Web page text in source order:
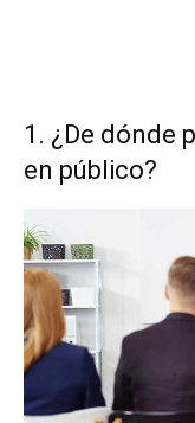
1. ¿De dónde
en público?